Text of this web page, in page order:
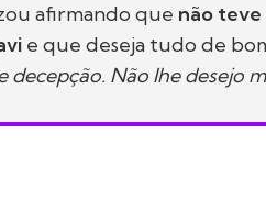
afirmando que não teve
e que deseja tudo de
decepção. Não lhe desejo